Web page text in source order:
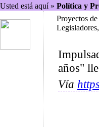
Usted está aquí » Política y
Proyectos de
años"
Vía